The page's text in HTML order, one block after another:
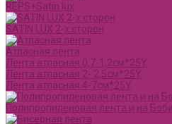
REPS+Satin lux
SATIN LUX 2-х сторон
Атласная лента
Лента атласная 0,7-1,2см*25Y
Лента атласная 2- 2,5см*25Y
Лента атласная 4-7см*25Y
Полипропиленовая лента и на